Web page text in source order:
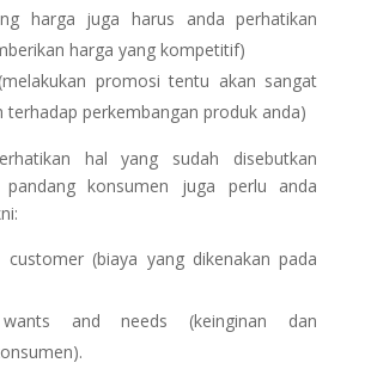
harga juga harus anda perhatikan
harga yang kompetitif)
promosi tentu akan sangat
terhadap perkembangan produk anda)
hal yang sudah disebutkan
konsumen juga perlu anda
(biaya yang dikenakan pada
wants and needs (keinginan dan